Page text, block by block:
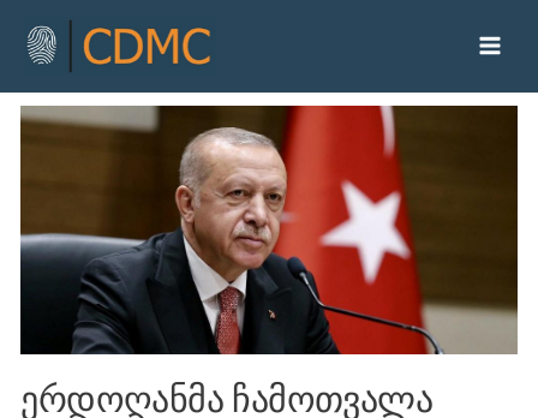
ერდოღანმა ჩამოთვალა